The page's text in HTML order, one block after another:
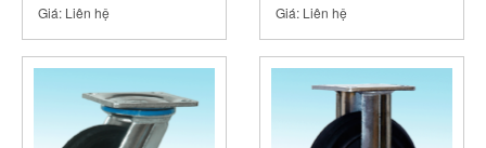
Giá: Liên hệ Giá: Liên hệ